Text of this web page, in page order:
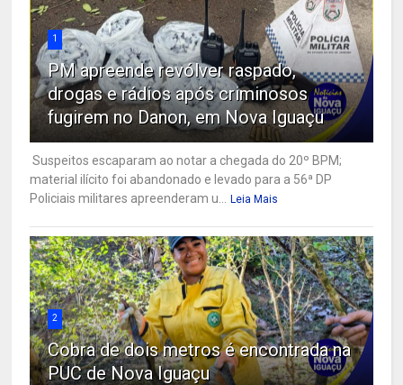
1
PM apreende revólver raspado,
drogas e rádios após criminosos
fugirem no Danon, em Nova Iguaçu
Suspeitos escaparam ao notar a chegada do 20º BPM;
material ilícito foi abandonado e levado para a 56ª DP
Policiais militares apreenderam u...
Leia Mais
2
Cobra de dois metros é encontrada na
PUC de Nova Iguaçu